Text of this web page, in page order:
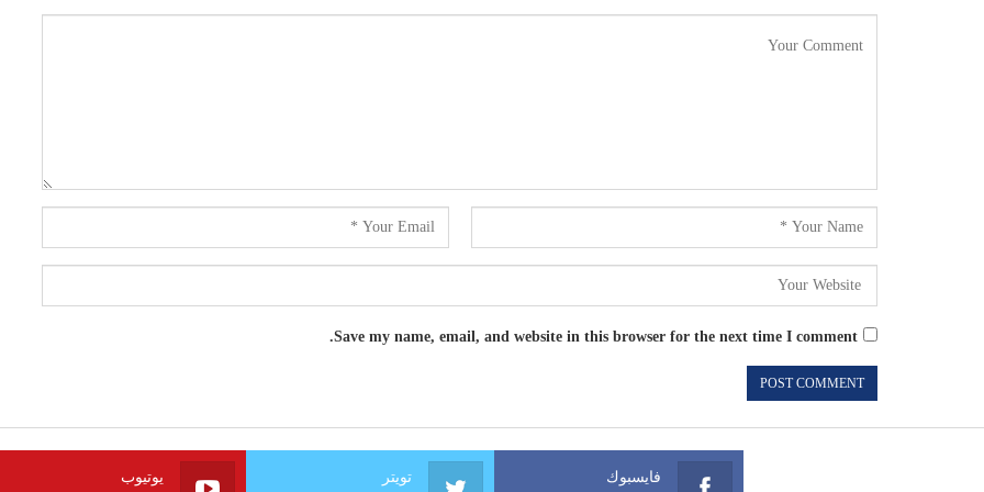
Save my name, email, and website in this browser for the next time I comment.
فايسبوك تويتر يوتيوب